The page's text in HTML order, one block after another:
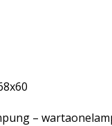
–